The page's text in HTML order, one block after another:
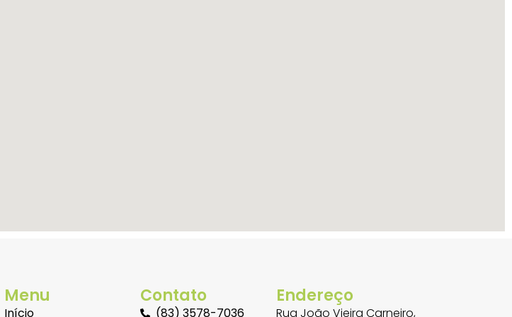
Menu
Início
Contato
(83) 3578-7036
Endereço
Rua João Vieira Carneiro,